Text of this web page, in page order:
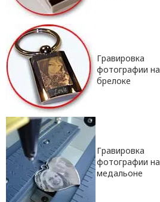
Гравировка
фотографии на
брелоке
Гравировка
фотографии на
медальоне